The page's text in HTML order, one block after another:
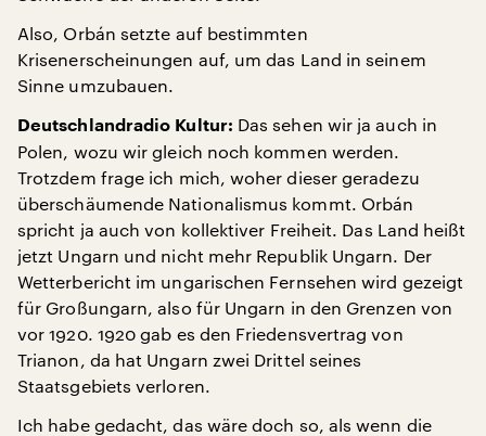
Also, Orbán setzte auf bestimmten
Krisenerscheinungen auf, um das Land in seinem
Sinne umzubauen.
Deutschlandradio Kultur: Das sehen wir ja auch in
Polen, wozu wir gleich noch kommen werden.
Trotzdem frage ich mich, woher dieser geradezu
überschäumende Nationalismus kommt. Orbán
spricht ja auch von kollektiver Freiheit. Das Land heißt
jetzt Ungarn und nicht mehr Republik Ungarn. Der
Wetterbericht im ungarischen Fernsehen wird gezeigt
für Großungarn, also für Ungarn in den Grenzen von
vor 1920. 1920 gab es den Friedensvertrag von
Trianon, da hat Ungarn zwei Drittel seines
Staatsgebiets verloren.
Ich habe gedacht, das wäre doch so, als wenn die